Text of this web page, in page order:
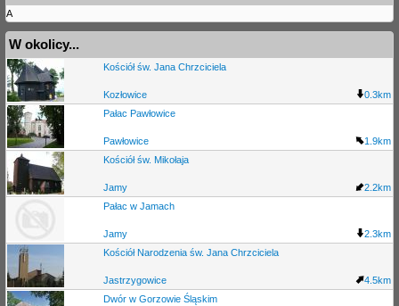
A
W okolicy...
Kościół św. Jana Chrzciciela
Kozłowice
0.3km
Pałac Pawłowice
Pawłowice
1.9km
Kościół św. Mikołaja
Jamy
2.2km
Pałac w Jamach
Jamy
2.3km
Kościół Narodzenia św. Jana Chrzciciela
Jastrzygowice
4.5km
Dwór w Gorzowie Śląskim